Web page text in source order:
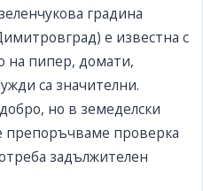
градина
е известна с
на пипер, домати,
са значителни.
но в земеделски
препоръчваме проверка
задължителен